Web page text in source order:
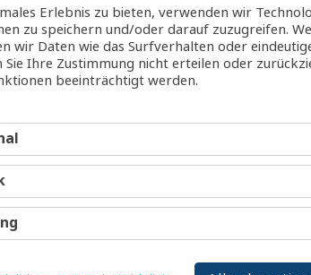
Hematology Research
w/d)
Erlebnis zu bieten, verwenden wir
zu speichern und/oder darauf zuzugreifen.
wir Daten wie das Surfverhalten oder
Sie Ihre Zustimmung nicht erteilen oder
beeinträchtigt werden.